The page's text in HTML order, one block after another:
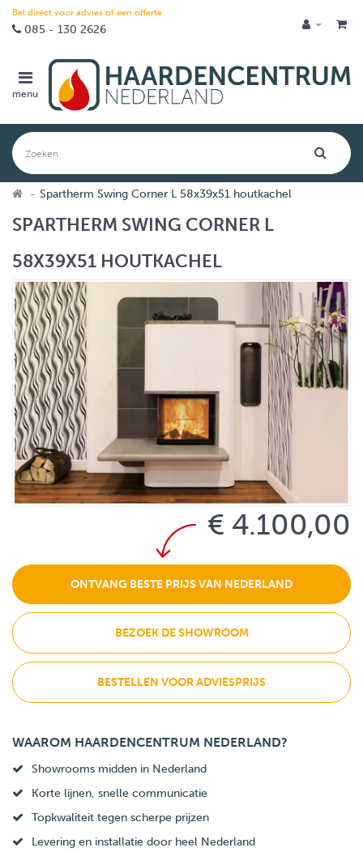
Bel direct voor advies of een offerte
085 - 130 2626
menu
Spartherm Swing Corner L 58x39x51 houtkachel
SPARTHERM SWING CORNER L
58X39X51 HOUTKACHEL
€ 4.100,00
ONTVANG BESTE PRIJS VAN NEDERLAND
BEZOEK DE SHOWROOM
BESTELLEN VOOR ADVIESPRIJS
WAAROM HAARDENCENTRUM NEDERLAND?
Showrooms midden in Nederland
Korte lijnen, snelle communicatie
Topkwaliteit tegen scherpe prijzen
Levering en installatie door heel Nederland